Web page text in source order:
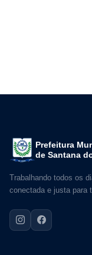
Prefeitura
de Santana
Trabalhando todos os
conectada e justa para